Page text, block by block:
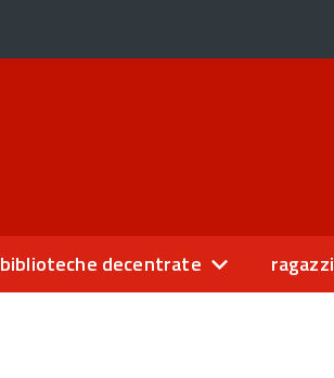
biblioteche decentrate ragazzi